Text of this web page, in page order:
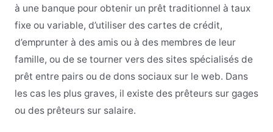
à une banque pour obtenir un prêt traditionnel à taux
fixe ou variable, d’utiliser des cartes de crédit,
d’emprunter à des amis ou à des membres de leur
famille, ou de se tourner vers des sites spécialisés de
prêt entre pairs ou de dons sociaux sur le web. Dans
les cas les plus graves, il existe des prêteurs sur gages
ou des prêteurs sur salaire.